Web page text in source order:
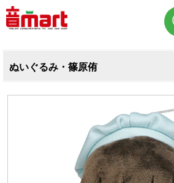
ぬいぐるみ・篠原侑